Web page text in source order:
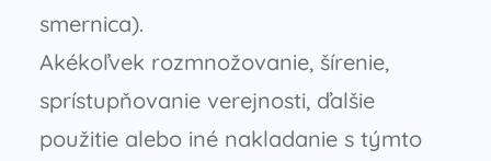
smernica).
Akékoľvek rozmnožovanie, šírenie,
sprístupňovanie verejnosti, ďalšie
použitie alebo iné nakladanie s týmto